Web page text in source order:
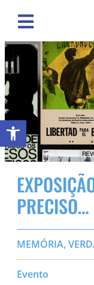
Abrir a barra de ferramentas
PRECISO…
MEMÓRIA,
Evento